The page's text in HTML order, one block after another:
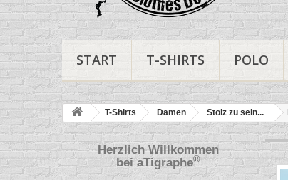
START T-SHIRTS POLO
T-Shirts Damen Stolz zu sein...
Herzlich Willkommen
beiaTigraphe®